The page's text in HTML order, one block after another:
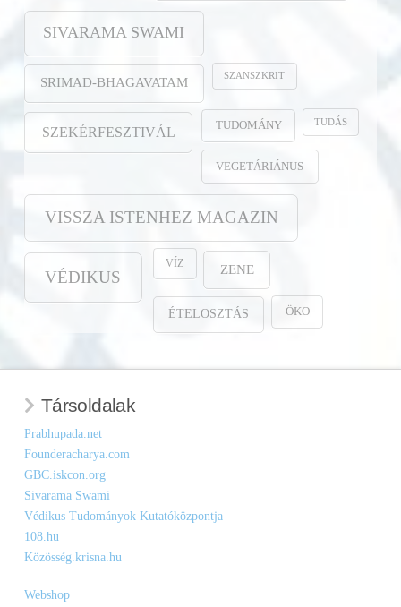
SIVARAMA SWAMI
SRIMAD-BHAGAVATAM SZANSZKRIT
SZEKÉRFESZTIVÁL TUDOMÁNY TUDÁS
VEGETÁRIÁNUS
VISSZA ISTENHEZ MAGAZIN
VÉDIKUS
VÍZ ZENE
ÉTELOSZTÁS ÖKO
Társoldalak
Prabhupada.net
Founderacharya.com
GBC.iskcon.org
Sivarama Swami
Védikus Tudományok Kutatóközpontja
108.hu
Közösség.krisna.hu
Webshop